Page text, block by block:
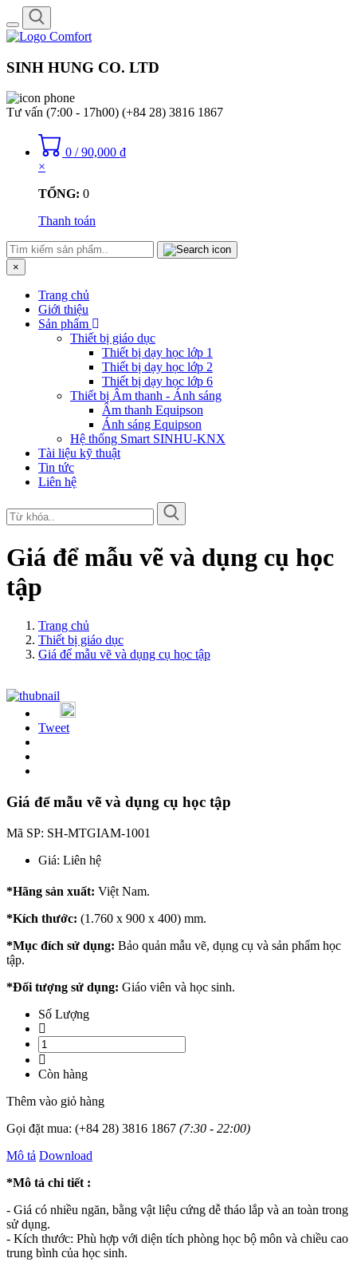
Toggle
navigation
SINH HUNG CO. LTD
Tư vấn (7:00 - 17h00) (+84 28) 3816 1867
0 / 90,000 ₫
×
TỔNG: 0
Thanh toán
×
Trang chủ
Giới thiệu
Sản phẩm
Thiết bị giáo dục
Thiết bị dạy học lớp 1
Thiết bị dạy học lớp 2
Thiết bị dạy học lớp 6
Thiết bị Âm thanh - Ánh sáng
Âm thanh Equipson
Ánh sáng Equipson
Hệ thống Smart SINHU-KNX
Tài liệu kỹ thuật
Tin tức
Liên hệ
Giá để mẫu vẽ và dụng cụ học
tập
Trang chủ
Thiết bị giáo dục
Giá để mẫu vẽ và dụng cụ học tập
Tweet
Giá để mẫu vẽ và dụng cụ học tập
Mã SP: SH-MTGIAM-1001
Giá: Liên hệ
*Hãng sản xuất: Việt Nam.
*Kích thước: (1.760 x 900 x 400) mm.
*Mục đích sử dụng: Bảo quản mẫu vẽ, dụng cụ và sản phẩm học
tập.
*Đối tượng sử dụng: Giáo viên và học sinh.
Số Lượng
Còn hàng
Thêm vào giỏ hàng
Gọi đặt mua: (+84 28) 3816 1867 (7:30 - 22:00)
Mô tả Download
*Mô tả chi tiết :
- Giá có nhiều ngăn, bằng vật liệu cứng dễ tháo lắp và an toàn trong
sử dụng.
- Kích thước: Phù hợp với diện tích phòng học bộ môn và chiều cao
trung bình của học sinh.